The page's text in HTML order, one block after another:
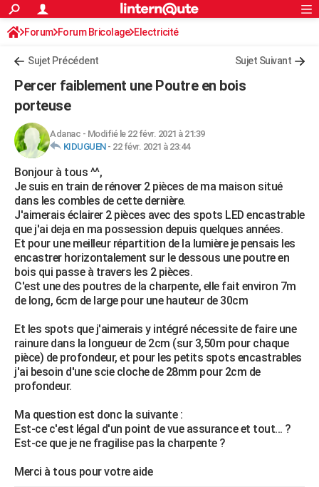
ACTUALITÉS
Politique
Société
Faits Divers
Education
Monde
Villes
+
Programme TV
Streaming
Sorties cinéma
Musique
FINANCE
Retraite
Impôts
Epargne
Immobilier
Risques naturels par ville
Banque
Assurance
Crédit
AUTO
Essais
Réserver un essai
Citadines
Berlines
SUV
Forum auto
HIGH-TECH
Mobiles
Meilleur smartphone
Internet
Ordinateurs
Jeux vidéo
Guide high-tech
+BRICOLAGE
Forum
Aménagement intérieur
Extérieur
Cuisine
Salle de bains
Jardinage
Rangement
WEEK-END
Guides de France
Escapades
Patrimoine
Expositions
Musées
Week-end nature
+LIFESTYLE
Art de vivre
Bien-être
Loisirs
Mode
Modes de vie
SANTE
Alimentation
Guide de la santé
Maladies
Médicaments
Sommeil
VOYAGE
Destinations
City break
Voyage nature
Voyage de noces
Forum
Climat
+PHOTO
GUIDES D'ACHAT
BONS PLANS
CARTE DE VOEUX
Carte de Noël
Carte Bonne année
Carte Saint-Valentin
Carte Pâques
Carte d'anniversaire
DICTIONNAIRE
Dictionnaire
Biographies
Citations
Expressions
Proverbes
PROGRAMME TV
S'inscrire
Connexion
Forum Forum Bricolage Electricité
Sujet Précédent Sujet Suivant
Percer faiblement une Poutre en bois
porteuse
Adanac - Modifié le 22 févr. 2021 à 21:39
KIDUGUEN- 22 févr. 2021 à 23:44
Bonjour à tous ^^,
Je suis en train de rénover 2 pièces de ma maison situé
dans les combles de cette dernière.
J'aimerais éclairer 2 pièces avec des spots LED encastrable
que j'ai deja en ma possession depuis quelques années.
Et pour une meilleur répartition de la lumière je pensais les
encastrer horizontalement sur le dessous une poutre en
bois qui passe à travers les 2 pièces.
C'est une des poutres de la charpente, elle fait environ 7m
de long, 6cm de large pour une hauteur de 30cm
Et les spots que j'aimerais y intégré nécessite de faire une
rainure dans la longueur de 2cm (sur 3,50m pour chaque
pièce) de profondeur, et pour les petits spots encastrables
j'ai besoin d'une scie cloche de 28mm pour 2cm de
profondeur.
Ma question est donc la suivante :
Est-ce c'est légal d'un point de vue assurance et tout... ?
Est-ce que je ne fragilise pas la charpente ?
Merci à tous pour votre aide